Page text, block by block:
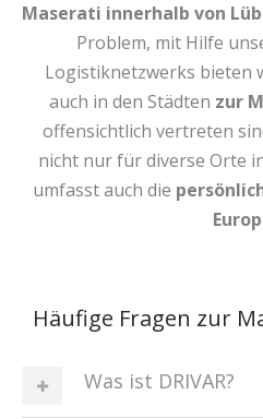
Maserati innerhalb von
Problem, mit Hilfe
Logistiknetzwerks bieten
auch in den Städten zur
offensichtlich vertreten
nicht nur für diverse Orte
umfasst auch die
Häufige Fragen zur
Was ist DRIVAR?